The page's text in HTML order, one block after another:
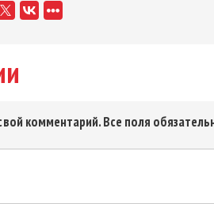
комментарий. Все поля